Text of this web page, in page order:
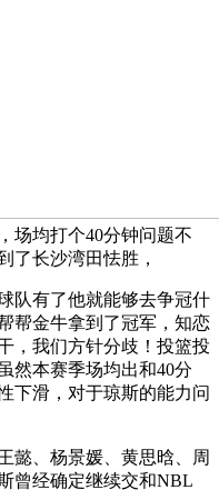
场均打个40分钟问题不
了长沙湾田怯胜，
有了他就能够去争冠什
帮金牛拿到了冠军，知恋
，我们方针分歧！投篮投
然本赛季场均出和40分
下滑，对于琼斯的能力问
、杨景媛、黄思晗、周
曾经确定继续交和NBL